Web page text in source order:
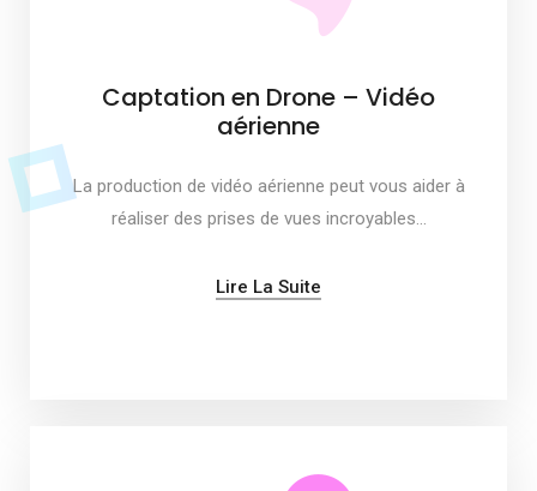
Captation en Drone – Vidéo
aérienne
La production de vidéo aérienne peut vous aider à
réaliser des prises de vues incroyables…
Lire La Suite